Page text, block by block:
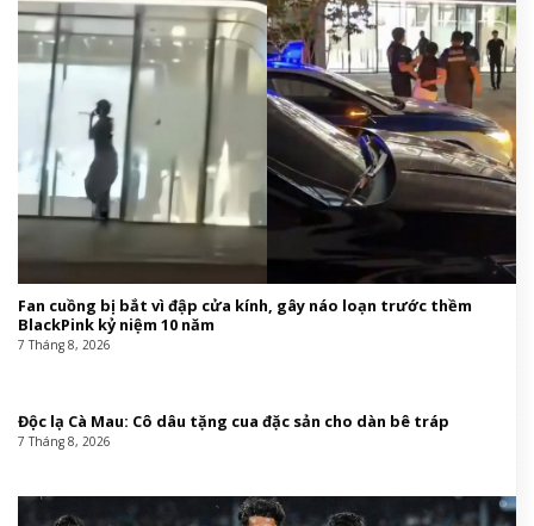
Fan cuồng bị bắt vì đập cửa kính, gây náo loạn trước thềm
BlackPink kỷ niệm 10 năm
7 Tháng 8, 2026
Độc lạ Cà Mau: Cô dâu tặng cua đặc sản cho dàn bê tráp
7 Tháng 8, 2026